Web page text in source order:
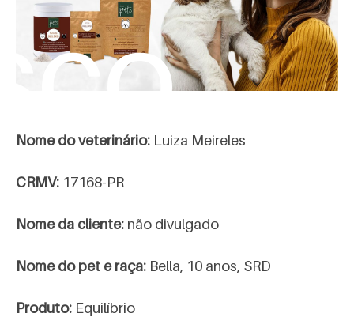
Nome do veterinário: Luiza Meireles
CRMV: 17168-PR
Nome da cliente: não divulgado
Nome do pet e raça: Bella, 10 anos, SRD
Produto: Equilíbrio